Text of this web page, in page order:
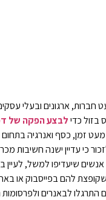
חברות, ארגונים ובעלי
כדילבצע הפקה של
זמן, כסף ואנרגיה בתחום
כי עדיין ישנה חשיבות
שיעדיפו למשל, לעיין
להם בפייסבוק או
התרגלו לבאנרים